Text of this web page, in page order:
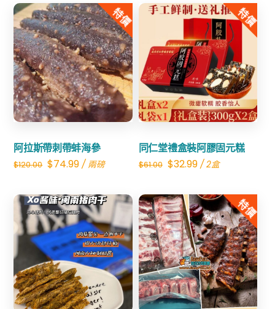
豆
沙
數
量
特價
阿拉斯帶刺帶蚌海參
$120.00 Original
was:
$120.00.
$74.99Current
is:
$74.99.
/ 兩磅
Share
特價
同仁堂禮盒裝阿膠固元糕
$61.00 Original
was:
$61.00.
$32.99Current
is:
$32.99.
/ 2盒
Share
Share
特價
Share